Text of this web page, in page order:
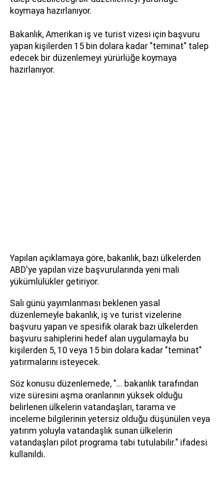
koymaya hazırlanıyor.
Bakanlık, Amerikan iş ve turist vizesi için başvuru
yapan kişilerden 15 bin dolara kadar "teminat" talep
edecek bir düzenlemeyi yürürlüğe koymaya
hazırlanıyor.
Yapılan açıklamaya göre, bakanlık, bazı ülkelerden
ABD'ye yapılan vize başvurularında yeni mali
yükümlülükler getiriyor.
Salı günü yayımlanması beklenen yasal
düzenlemeyle bakanlık, iş ve turist vizelerine
başvuru yapan ve spesifik olarak bazı ülkelerden
başvuru sahiplerini hedef alan uygulamayla bu
kişilerden 5, 10 veya 15 bin dolara kadar "teminat"
yatırmalarını isteyecek.
Söz konusu düzenlemede, "... bakanlık tarafından
vize süresini aşma oranlarının yüksek olduğu
belirlenen ülkelerin vatandaşları, tarama ve
inceleme bilgilerinin yetersiz olduğu düşünülen veya
yatırım yoluyla vatandaşlık sunan ülkelerin
vatandaşları pilot programa tabi tutulabilir." ifadesi
kullanıldı.